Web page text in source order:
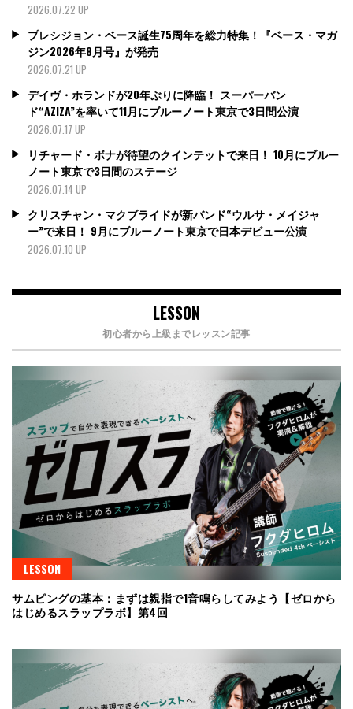
2026.07.22 UP
プレシジョン・ベース誕生75周年を総力特集！『ベース・マガ
ジン2026年8月号』が発売
2026.07.21 UP
デイヴ・ホランドが20年ぶりに降臨！ スーパーバン
ド“AZIZA”を率いて11月にブルーノート東京で3日間公演
2026.07.17 UP
リチャード・ボナが待望のクインテットで来日！ 10月にブルー
ノート東京で3日間のステージ
2026.07.14 UP
クリスチャン・マクブライドが新バンド“ウルサ・メイジャ
ー”で来日！ 9月にブルーノート東京で日本デビュー公演
2026.07.10 UP
LESSON
初心者から上級までレッスン記事
LESSON
サムピングの基本：まずは親指で1音鳴らしてみよう【ゼロから
はじめるスラップラボ】第4回